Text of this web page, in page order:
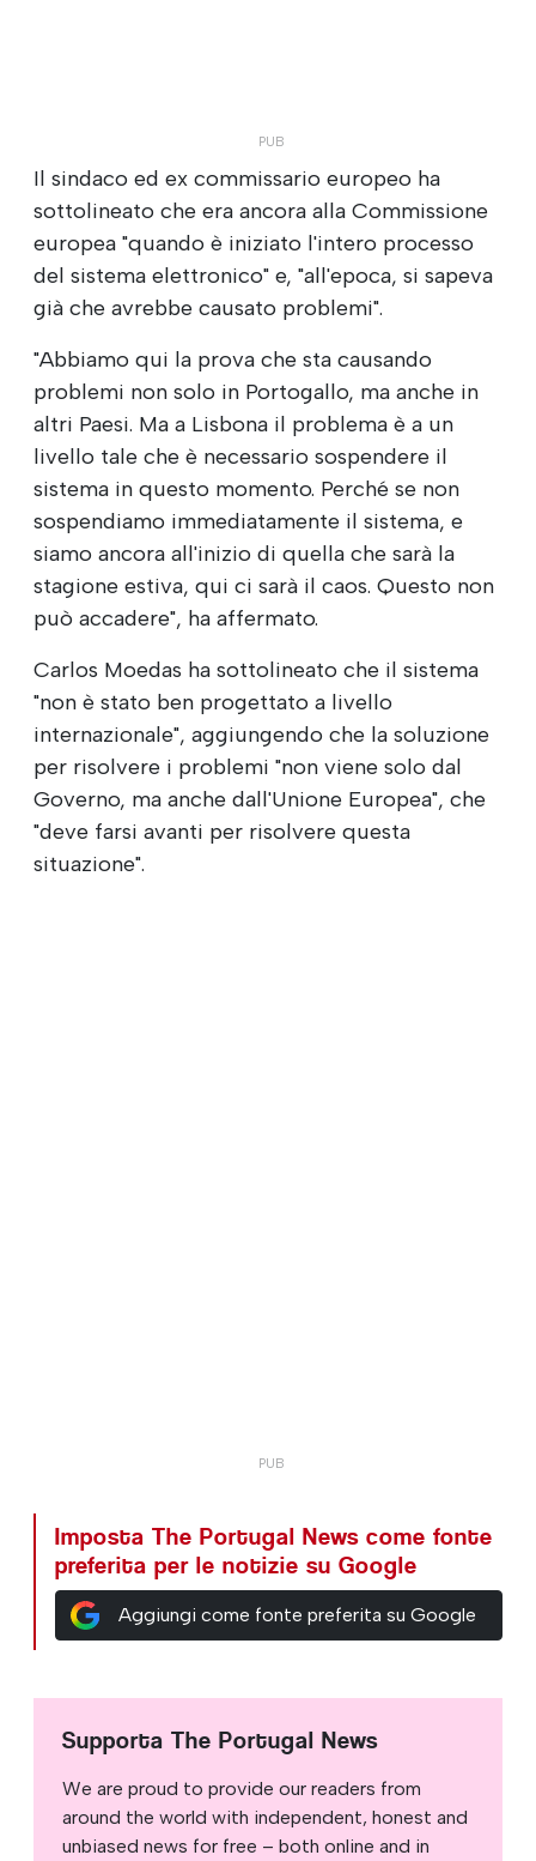
Il sindaco ed ex commissario europeo ha
sottolineato che era ancora alla Commissione
europea "quando è iniziato l'intero processo
del sistema elettronico" e, "all'epoca, si sapeva
già che avrebbe causato problemi".
"Abbiamo qui la prova che sta causando
problemi non solo in Portogallo, ma anche in
altri Paesi. Ma a Lisbona il problema è a un
livello tale che è necessario sospendere il
sistema in questo momento. Perché se non
sospendiamo immediatamente il sistema, e
siamo ancora all'inizio di quella che sarà la
stagione estiva, qui ci sarà il caos. Questo non
può accadere", ha affermato.
Carlos Moedas ha sottolineato che il sistema
"non è stato ben progettato a livello
internazionale", aggiungendo che la soluzione
per risolvere i problemi "non viene solo dal
Governo, ma anche dall'Unione Europea", che
"deve farsi avanti per risolvere questa
situazione".
Imposta The Portugal News come fonte
preferita per le notizie su Google
Aggiungi come fonte preferita su Google
Supporta The Portugal News
We are proud to provide our readers from
around the world with independent, honest and
unbiased news for free – both online and in